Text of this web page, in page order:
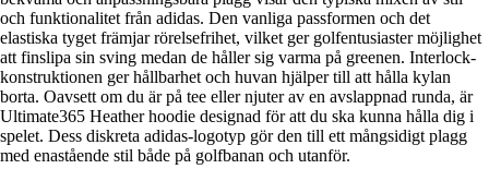
och funktionalitet från adidas. Den vanliga passformen och det
elastiska tyget främjar rörelsefrihet, vilket ger golfentusiaster möjlighet
att finslipa sin sving medan de håller sig varma på greenen. Interlock-
konstruktionen ger hållbarhet och huvan hjälper till att hålla kylan
borta. Oavsett om du är på tee eller njuter av en avslappnad runda, är
Ultimate365 Heather hoodie designad för att du ska kunna hålla dig i
spelet. Dess diskreta adidas-logotyp gör den till ett mångsidigt plagg
med enastående stil både på golfbanan och utanför.